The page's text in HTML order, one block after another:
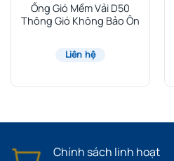
Ống Gió Mềm Vải D50
Thông Gió Không Bảo Ôn
Liên hệ
Chính sách linh hoạt